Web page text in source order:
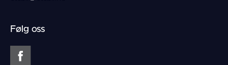
Følg oss